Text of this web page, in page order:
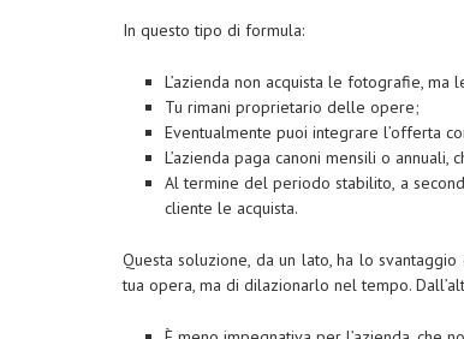
In questo tipo di formula:
L’azienda non acquista le fotografie,
Tu rimani proprietario delle opere;
Eventualmente puoi integrare l’offerta
L’azienda paga canoni mensili o
Al termine del periodo stabilito, a
cliente le acquista.
Questa soluzione, da un lato, ha lo
tua opera, ma di dilazionarlo nel tempo.